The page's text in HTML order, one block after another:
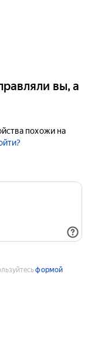
вы, а
похожи на
формой